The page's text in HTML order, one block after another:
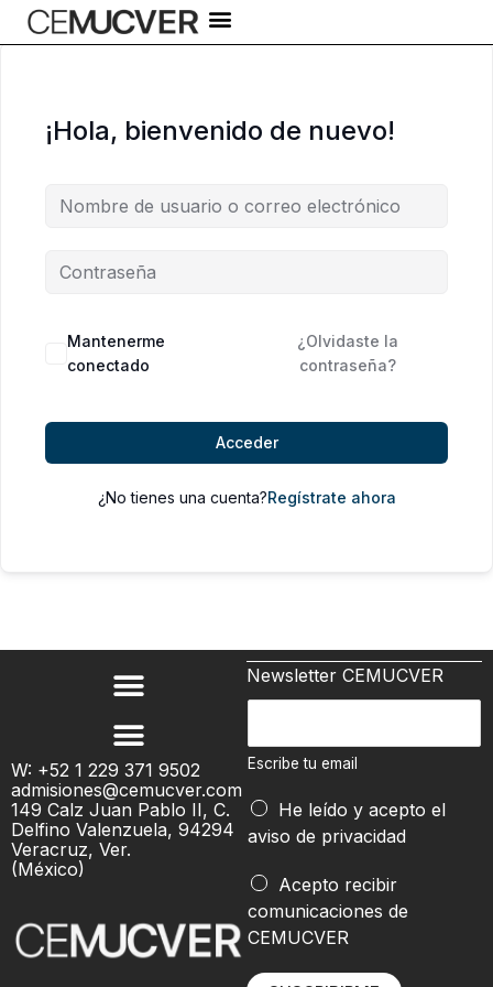
al
¡Hola, bienvenido de nuevo!
Alternative:
Mantenerme
conectado
¿Olvidaste la
contraseña?
Acceder
¿No tienes una cuenta?Regístrate ahora
W: +52 1 229 371 9502
admisiones@cemucver.com
149 Calz Juan Pablo II, C.
Delfino Valenzuela, 94294
Veracruz, Ver.
(México)
Newsletter CEMUCVER
t
e
a
i
c
i
b
e
u
e
m
Escribe tu email
He leído y acepto el
aviso de privacidad
Acepto recibir
comunicaciones de
CEMUCVER